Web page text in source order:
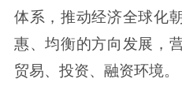
体系，推动经济全球化
惠、均衡的方向发展，
贸易、投资、融资环境。